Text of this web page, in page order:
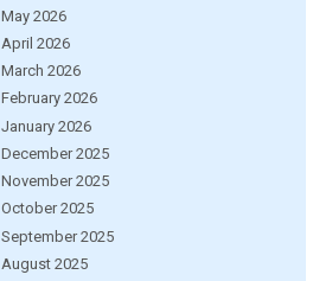
May 2026
April 2026
March 2026
February 2026
January 2026
December 2025
November 2025
October 2025
September 2025
August 2025